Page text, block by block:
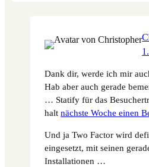
Dank dir, werde ich mir
Hab aber auch gerade
… Statify für das
haltnächste Woche einen
Und ja Two Factor wird
eingesetzt, mit seinen
Installationen …